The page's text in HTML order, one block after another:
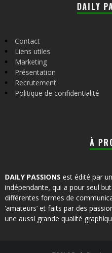
DAILY
Contact
Liens utiles
Marketing
Présentation
Recrutement
Politique de confidentialité
À
DAILY PASSIONS est édité par
indépendante, qui a pour seul
différentes formes de
‘amateurs’ et faits par des
une aussi grande qualité